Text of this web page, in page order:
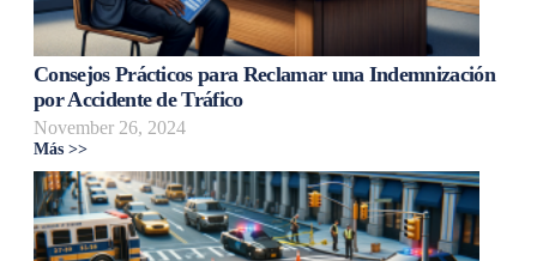
Consejos Prácticos para Reclamar una Indemnización
por Accidente de Tráfico
November 26, 2024
Más >>